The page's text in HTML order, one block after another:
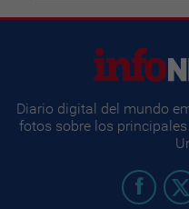
Diario digital del mundo
fotos sobre los